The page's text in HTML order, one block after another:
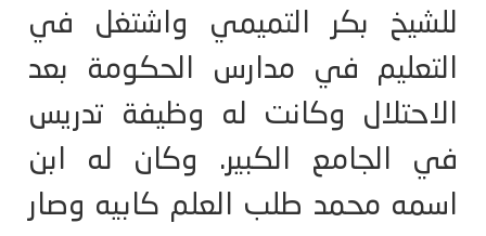
للشيخ بكر التميمي واشتغل في
التعليم في مدارس الحكومة بعد
الاحتلال وكانت له وظيفة تدريس
في الجامع الكبير. وكان له ابن
اسمه محمد طلب العلم كابيه وصار